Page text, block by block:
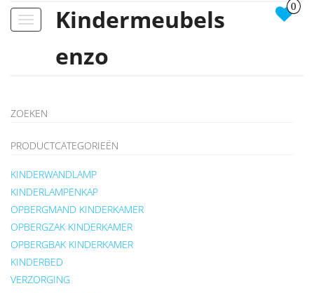
Toggle
Kindermeubels
enzo
0
ZOEKEN
PRODUCTCATEGORIEËN
KINDERWANDLAMP
KINDERLAMPENKAP
OPBERGMAND KINDERKAMER
OPBERGZAK KINDERKAMER
OPBERGBAK KINDERKAMER
KINDERBED
VERZORGING